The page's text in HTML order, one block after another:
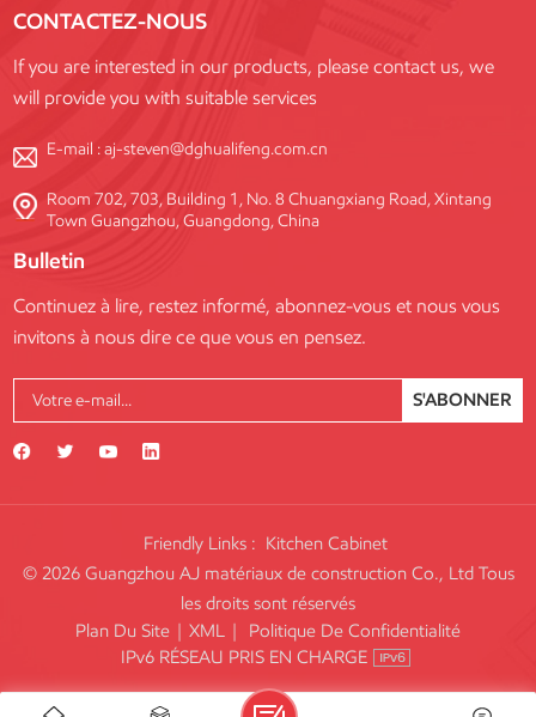
CONTACTEZ-NOUS
If you are interested in our products, please contact us, we
will provide you with suitable services
E-mail :aj-steven@dghualifeng.com.cn
Room 702, 703, Building 1, No. 8 Chuangxiang Road, Xintang
Town Guangzhou, Guangdong, China
Bulletin
Continuez à lire, restez informé, abonnez-vous et nous vous
invitons à nous dire ce que vous en pensez.
S'ABONNER
Friendly Links : Kitchen Cabinet
© 2026 Guangzhou AJ matériaux de construction Co., Ltd Tous
les droits sont réservés
Plan Du Site | XML |
Politique De Confidentialité
IPv6 RÉSEAU PRIS EN CHARGE